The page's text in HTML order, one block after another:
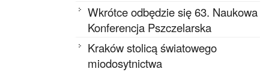
Wkrótce odbędzie się 63. Naukowa
Konferencja Pszczelarska
Kraków stolicą światowego
miodosytnictwa